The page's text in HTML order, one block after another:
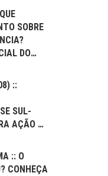
SOBRE
DO
::
SUL-
AÇÃO E
:: O
CONHEÇA